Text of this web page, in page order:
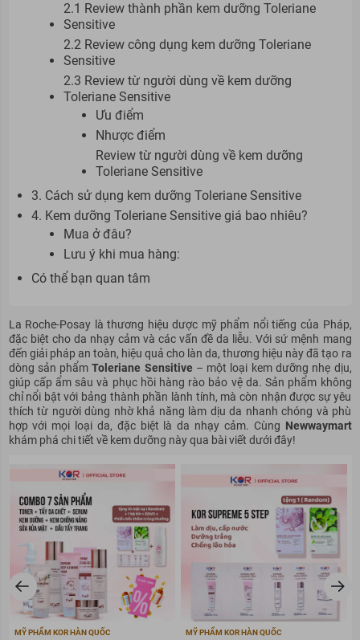
2.1 Review thành phần kem dưỡng Toleriane
Sensitive
2.2 Review công dụng kem dưỡng Toleriane
Sensitive
2.3 Review từ người dùng về kem dưỡng
Toleriane Sensitive
Ưu điểm
Nhược điểm
Review từ người dùng về kem dưỡng
Toleriane Sensitive
3. Cách sử dụng kem dưỡng Toleriane Sensitive
4. Kem dưỡng Toleriane Sensitive giá bao nhiêu?
Mua ở đâu?
Lưu ý khi mua hàng:
Có thể bạn quan tâm
La Roche-Posay là thương hiệu dược mỹ phẩm nổi tiếng của Pháp,
đặc biệt cho da nhạy cảm và các vấn đề da liễu. Với sứ mệnh mang
đến giải pháp an toàn, hiệu quả cho làn da, thương hiệu này đã tạo ra
dòng sản phẩmToleriane Sensitive – một loại kem dưỡng nhẹ dịu,
giúp cấp ẩm sâu và phục hồi hàng rào bảo vệ da. Sản phẩm không
chỉ nổi bật với bảng thành phần lành tính, mà còn nhận được sự yêu
thích từ người dùng nhờ khả năng làm dịu da nhanh chóng và phù
hợp với mọi loại da, đặc biệt là da nhạy cảm. Cùng Newwaymart
khám phá chi tiết về kem dưỡng này qua bài viết dưới đây!
MỸ PHẨM KOR HÀN QUỐC MỸ PHẨM KOR HÀN QUỐC